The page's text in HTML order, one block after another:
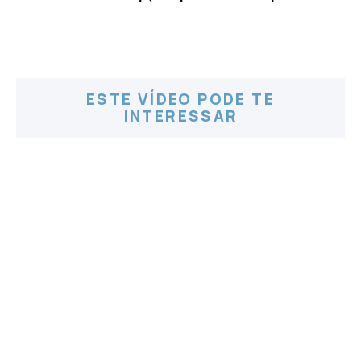
ESTE VÍDEO PODE TE
INTERESSAR